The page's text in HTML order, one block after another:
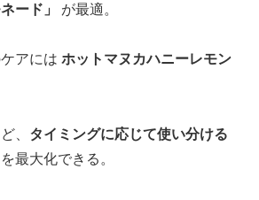
ード」
が最適。
ケアにはホットマヌカハニーレモン
、 タイミングに応じて使い分ける
最大化できる。